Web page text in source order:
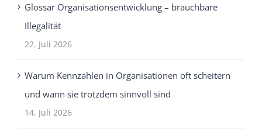
Glossar Organisationsentwicklung – brauchbare
Illegalität
22. Juli 2026
Warum Kennzahlen in Organisationen oft scheitern
und wann sie trotzdem sinnvoll sind
14. Juli 2026